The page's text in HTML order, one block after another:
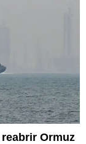
Ormuz